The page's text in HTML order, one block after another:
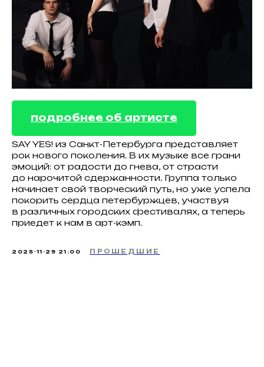
подробнее об артисте
SAY YES! из Санкт-Петербурга представляет
рок нового поколения. В их музыке все грани
эмоций: от радости до гнева, от страсти
до нарочитой сдержанности. Группа только
начинает свой творческий путь, но уже успела
покорить сердца петербуржцев, участвуя
в различных городских фестивалях, а теперь
приедет к нам в арт-кэмп.
2025-11-29 21:00 ПРОШЕДШИЕ